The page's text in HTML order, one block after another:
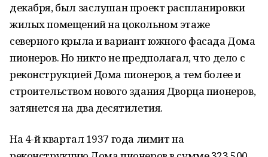
декабря, был заслушан проект распланировки
жилых помещений на цокольном этаже
северного крыла и вариант южного фасада Дома
пионеров. Но никто не предполагал, что дело с
реконструкцией Дома пионеров, а тем более и
строительством нового здания Дворца пионеров,
затянется на два десятилетия.
На 4-й квартал 1937 года лимит на